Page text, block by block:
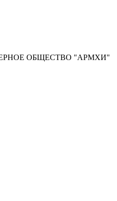
ОБЩЕСТВО "АРМХИ"